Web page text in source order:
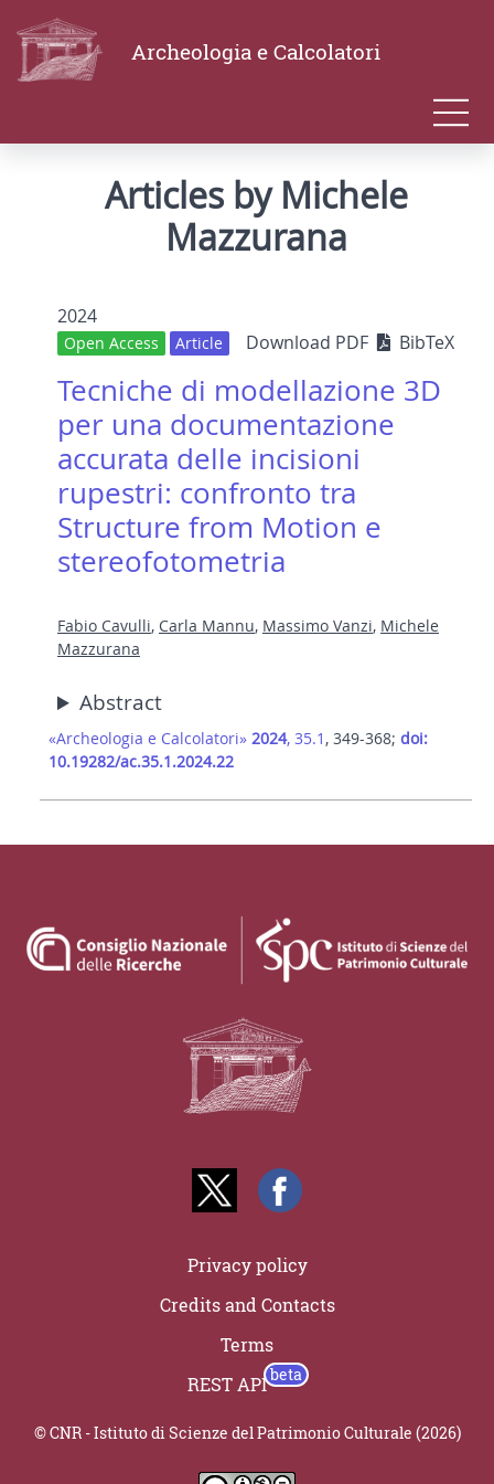
Archeologia e Calcolatori
Articles by Michele
Mazzurana
2024
Open Access Article Download PDF BibTeX
Tecniche di modellazione 3D
per una documentazione
accurata delle incisioni
rupestri: confronto tra
Structure from Motion e
stereofotometria
Fabio Cavulli, Carla Mannu, Massimo Vanzi, Michele
Mazzurana
Abstract
«Archeologia e Calcolatori» 2024, 35.1 , 349-368; doi:
10.19282/ac.35.1.2024.22
Privacy policy
Credits and Contacts
Terms
REST API
© CNR - Istituto di Scienze del Patrimonio Culturale (2026)